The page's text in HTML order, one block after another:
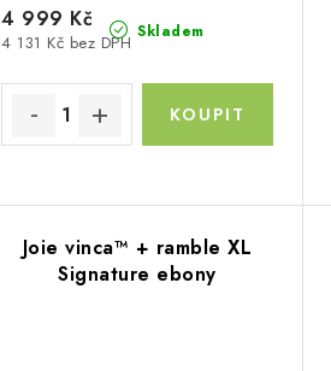
u
k
t
Skladem
4 131 Kč bez DPH
4 999 Kč
Joie vinca™ + ramble XL
Signature ebony